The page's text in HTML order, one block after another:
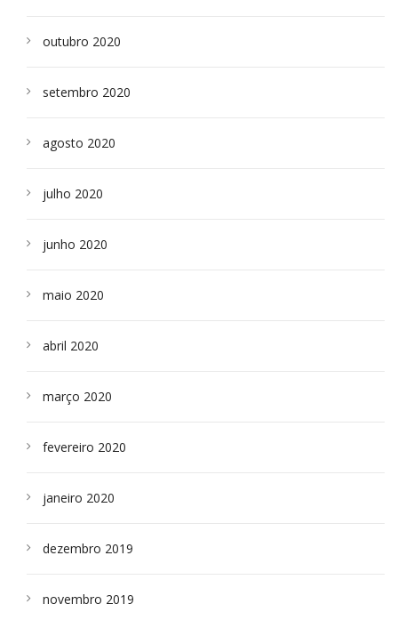
outubro 2020
setembro 2020
agosto 2020
julho 2020
junho 2020
maio 2020
abril 2020
março 2020
fevereiro 2020
janeiro 2020
dezembro 2019
novembro 2019